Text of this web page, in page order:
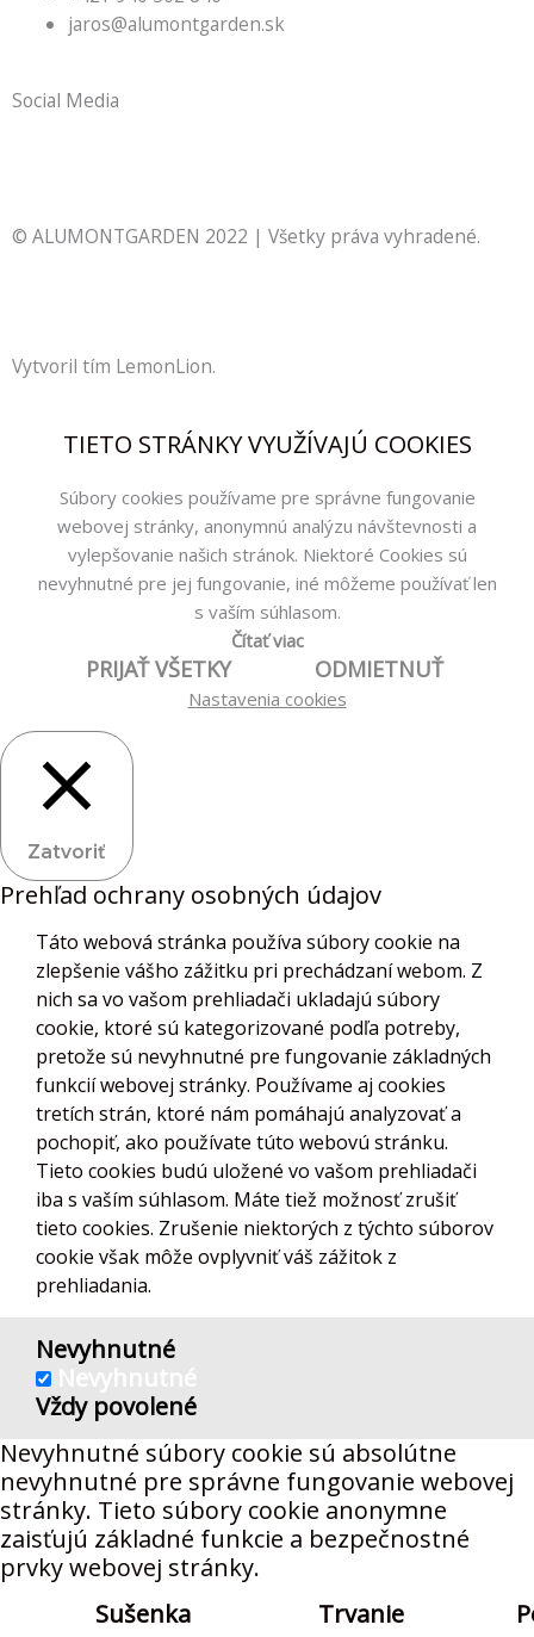
jaros@alumontgarden.sk
Social Media
a
e
o
o
k
n
t
g
r
a
m
h
n
-
a
l
t
© ALUMONTGARDEN 2022 | Všetky práva vyhradené.
Vytvoril tím LemonLion.
TIETO STRÁNKY VYUŽÍVAJÚ COOKIES
Súbory cookies používame pre správne fungovanie
webovej stránky, anonymnú analýzu návštevnosti a
vylepšovanie našich stránok. Niektoré Cookies sú
nevyhnutné pre jej fungovanie, iné môžeme používať len
s vaším súhlasom.
Čítať viac
PRIJAŤ VŠETKY ODMIETNUŤ
Nastavenia cookies
Zatvoriť
Prehľad ochrany osobných údajov
Táto webová stránka používa súbory cookie na
zlepšenie vášho zážitku pri prechádzaní webom. Z
nich sa vo vašom prehliadači ukladajú súbory
cookie, ktoré sú kategorizované podľa potreby,
pretože sú nevyhnutné pre fungovanie základných
funkcií webovej stránky. Používame aj cookies
tretích strán, ktoré nám pomáhajú analyzovať a
pochopiť, ako používate túto webovú stránku.
Tieto cookies budú uložené vo vašom prehliadači
iba s vaším súhlasom. Máte tiež možnosť zrušiť
tieto cookies. Zrušenie niektorých z týchto súborov
cookie však môže ovplyvniť váš zážitok z
prehliadania.
Nevyhnutné
Vždy povolené
Nevyhnutné súbory cookie sú absolútne
nevyhnutné pre správne fungovanie webovej
stránky. Tieto súbory cookie anonymne
zaisťujú základné funkcie a bezpečnostné
prvky webovej stránky.
Sušenka
Trvanie